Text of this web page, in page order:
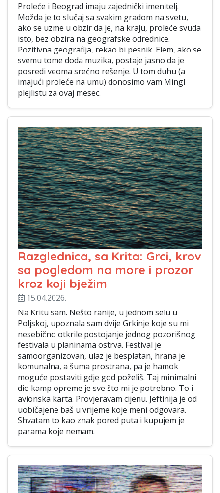
Proleće i Beograd imaju zajednički imenitelj.
Možda je to slučaj sa svakim gradom na svetu,
ako se uzme u obzir da je, na kraju, proleće svuda
isto, bez obzira na geografske odrednice.
Pozitivna geografija, rekao bi pesnik. Elem, ako se
svemu tome doda muzika, postaje jasno da je
posredi veoma srećno rešenje. U tom duhu (a
imajući proleće na umu) donosimo vam Mingl
plejlistu za ovaj mesec.
Razglednica, sa Krita: Grci, krov
sa pogledom na more i prozor
kroz koji bježim
15.04.2026.
Na Kritu sam. Nešto ranije, u jednom selu u
Poljskoj, upoznala sam dvije Grkinje koje su mi
nesebično otkrile postojanje jednog pozorišnog
festivala u planinama ostrva. Festival je
samoorganizovan, ulaz je besplatan, hrana je
komunalna, a šuma prostrana, pa je hamok
moguće postaviti gdje god poželiš. Taj minimalni
dio kamp opreme je sve što mi je potrebno. To i
avionska karta. Provjeravam cijenu. Jeftinija je od
uobičajene baš u vrijeme koje meni odgovara.
Shvatam to kao znak pored puta i kupujem je
parama koje nemam.